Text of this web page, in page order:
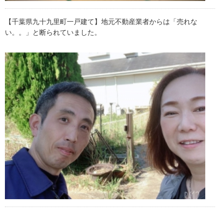
【千葉県九十九里町一戸建て】地元不動産業者からは「売れな
い。。」と断られていました。